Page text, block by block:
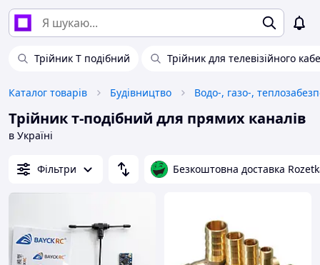
Трійник Т подібний Трійник для телевізійного
Каталог товарів Будівництво Водо-, газо-,
Трійник т-подібний для прямих каналів
в Україні
Фільтри Безкоштовна доставка